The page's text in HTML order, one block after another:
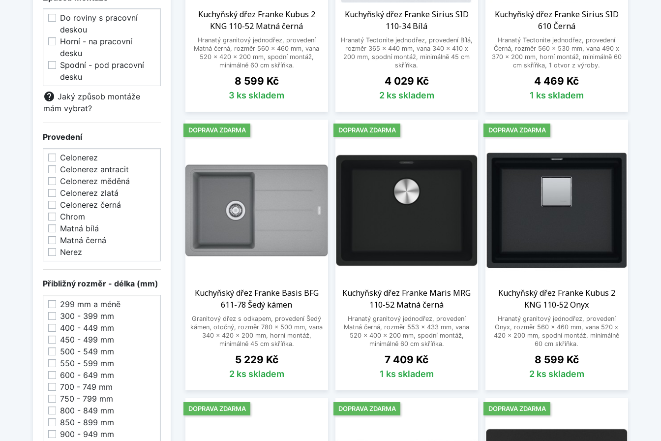
Do roviny s pracovní
deskou
Horní - na pracovní
desku
Spodní - pod pracovní
desku
help Jaký způsob montáže
mám vybrat?
Provedení
Celonerez
Celonerez antracit
Celonerez měděná
Celonerez zlatá
Celonerez černá
Chrom
Matná bílá
Matná černá
Nerez
Přibližný rozměr - délka (mm)
299 mm a méně
300 - 399 mm
400 - 449 mm
450 - 499 mm
500 - 549 mm
550 - 599 mm
600 - 649 mm
700 - 749 mm
750 - 799 mm
800 - 849 mm
850 - 899 mm
900 - 949 mm
Kuchyňský dřez Franke Kubus 2
KNG 110-52 Matná černá
Hranatý granitový jednodřez, provedení
Matná černá, rozměr 560 x 460 mm, vana
520 x 420 x 200 mm, spodní montáž,
minimálně 60 cm skříňka.
Cena
8 599 Kč
3 ks skladem
Kuchyňský dřez Franke Sirius SID
110-34 Bílá
Hranatý Tectonite jednodřez, provedení Bílá,
rozměr 365 x 440 mm, vana 340 x 410 x
200 mm, spodní montáž, minimálně 45 cm
skříňka.
Cena
4 029 Kč
2 ks skladem
Kuchyňský dřez Franke Sirius SID
610 Černá
Hranatý Tectonite jednodřez, provedení
Černá, rozměr 560 x 530 mm, vana 490 x
370 x 200 mm, horní montáž, minimálně 60
cm skříňka, 1 otvor z výroby.
Cena
4 469 Kč
1 ks skladem
Kuchyňský dřez Franke Basis BFG
611-78 Šedý kámen
Granitový dřez s odkapem, provedení Šedý
kámen, otočný, rozměr 780 x 500 mm, vana
340 x 420 x 200 mm, horní montáž,
minimálně 45 cm skříňka.
Cena
5 229 Kč
2 ks skladem
DOPRAVA ZDARMA
Kuchyňský dřez Franke Maris MRG
110-52 Matná černá
Hranatý granitový jednodřez, provedení
Matná černá, rozměr 553 x 433 mm, vana
520 x 400 x 200 mm, spodní montáž,
minimálně 60 cm skříňka.
Cena
7 409 Kč
1 ks skladem
DOPRAVA ZDARMA
Kuchyňský dřez Franke Kubus 2
KNG 110-52 Onyx
Hranatý granitový jednodřez, provedení
Onyx, rozměr 560 x 460 mm, vana 520 x
420 x 200 mm, spodní montáž, minimálně
60 cm skříňka.
Cena
8 599 Kč
2 ks skladem
DOPRAVA ZDARMA
DOPRAVA ZDARMA DOPRAVA ZDARMA DOPRAVA ZDARMA